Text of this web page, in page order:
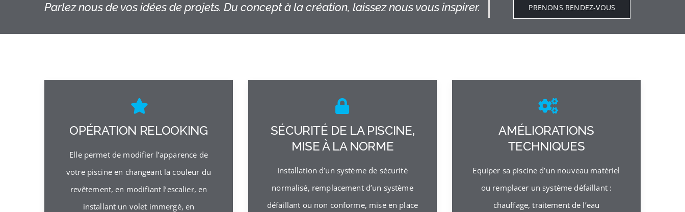
Rénovation piscine Saint Cyr au Mont d’or
Parlez nous de vos idées de projets. Du concept à la création, laissez nous vous inspirer. PRENONS RENDEZ-VOUS
OPÉRATION RELOOKING
Elle permet de modifier l’apparence de
votre piscine en changeant la couleur du
revêtement, en modifiant l’escalier, en
installant un volet immergé, en
SÉCURITÉ DE LA PISCINE,
MISE À LA NORME
Installation d’un système de sécurité
normalisé, remplacement d’un système
défaillant ou non conforme, mise en place
AMÉLIORATIONS
TECHNIQUES
Equiper sa piscine d’un nouveau matériel
ou remplacer un système défaillant :
chauffage, traitement de l’eau